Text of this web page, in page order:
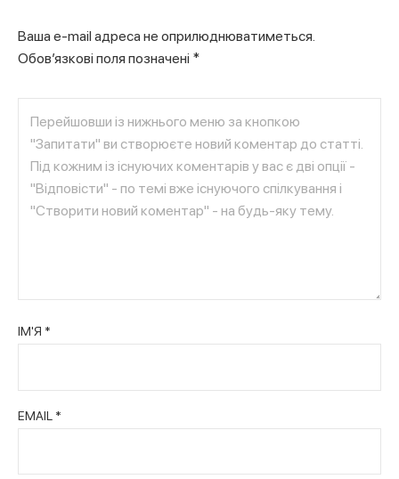
Ваша e-mail адреса не оприлюднюватиметься.
Обов’язкові поля позначені *
ІМ'Я *
EMAIL *